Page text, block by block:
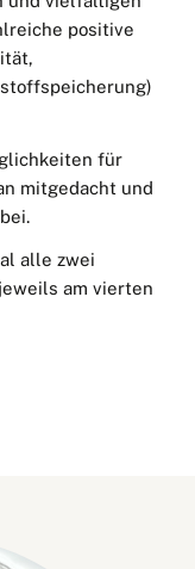
positive
für
mitgedacht und
alle zwei
am vierten